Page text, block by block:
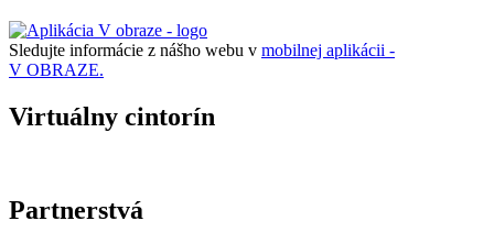
Sledujte informácie z nášho webu v mobilnej aplikácii -
V OBRAZE.
Virtuálny cintorín
Partnerstvá